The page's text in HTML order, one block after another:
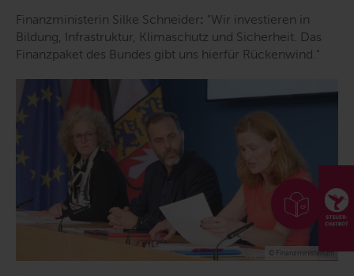
Finanzministerin Silke Schneider: "Wir investieren in
Bildung, Infrastruktur, Klimaschutz und Sicherheit. Das
Finanzpaket des Bundes gibt uns hierfür Rückenwind ."
© Finanzministerium